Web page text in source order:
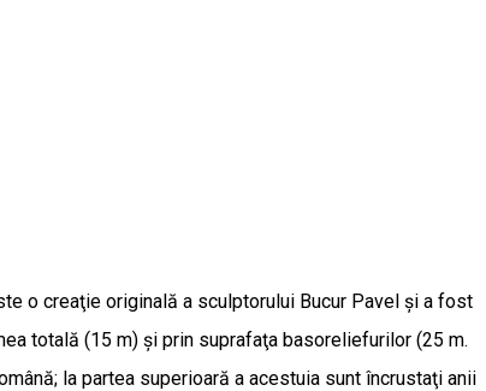
o creaţie originală a sculptorului Bucur Pavel şi a fost
totală (15 m) şi prin suprafaţa basoreliefurilor (25 m.
la partea superioară a acestuia sunt încrustaţi anii